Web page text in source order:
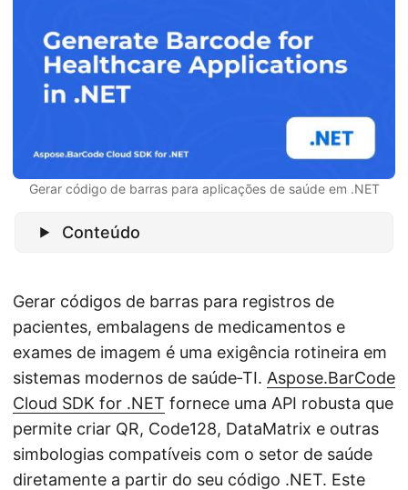
Gerar código de barras para aplicações de saúde em .NET
Conteúdo
Gerar códigos de barras para registros de
pacientes, embalagens de medicamentos e
exames de imagem é uma exigência rotineira em
sistemas modernos de saúde‑TI. Aspose.BarCode
Cloud SDK for .NET fornece uma API robusta que
permite criar QR, Code128, DataMatrix e outras
simbologias compatíveis com o setor de saúde
diretamente a partir do seu código .NET. Este